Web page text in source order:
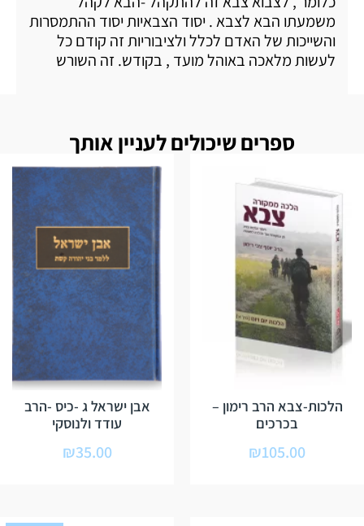
משמעתו הבא לצבא . יסוד הצבאיות יסוד ההתמסרות
והשייכות של האדם לכלל ולציבוריות זה קודם כל
לעשות מלאכה באוהל מועד , בקודש. זה השורש
ספרים שיכולים לעניין אותך
הלכות-צבא הרב רימון –
בכרכים
₪105.00
אבן ישראל ג -כיס -הרב
עודד ולנוסקי
₪35.00